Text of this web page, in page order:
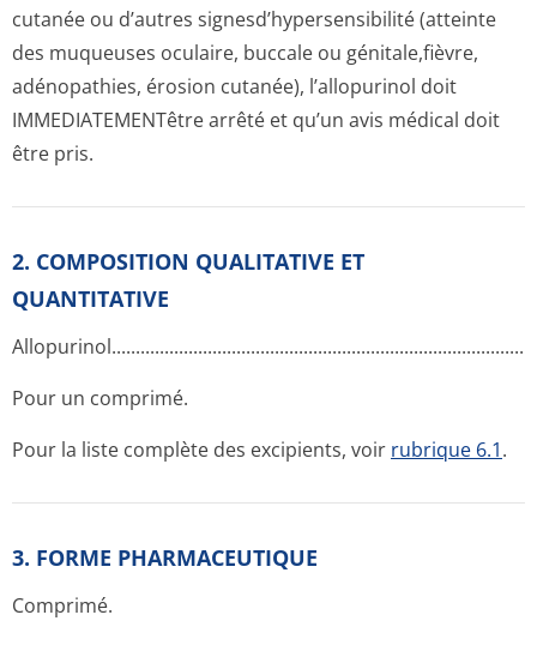
cutanée ou d’autres signesd’hyper­sensibilité (atteinte
des muqueuses oculaire, buccale ou génitale,fièvre,
adénopathies, érosion cutanée), l’allopurinol doit
IMMEDIATEMENTêtre arrêté et qu’un avis médical doit
être pris.
2. COMPOSITION QUALITATIVE ET
QUANTITATIVE
Pour un comprimé.
Pour la liste complète des excipients, voir rubrique 6.1.
3. FORME PHARMACEUTIQUE
Comprimé.